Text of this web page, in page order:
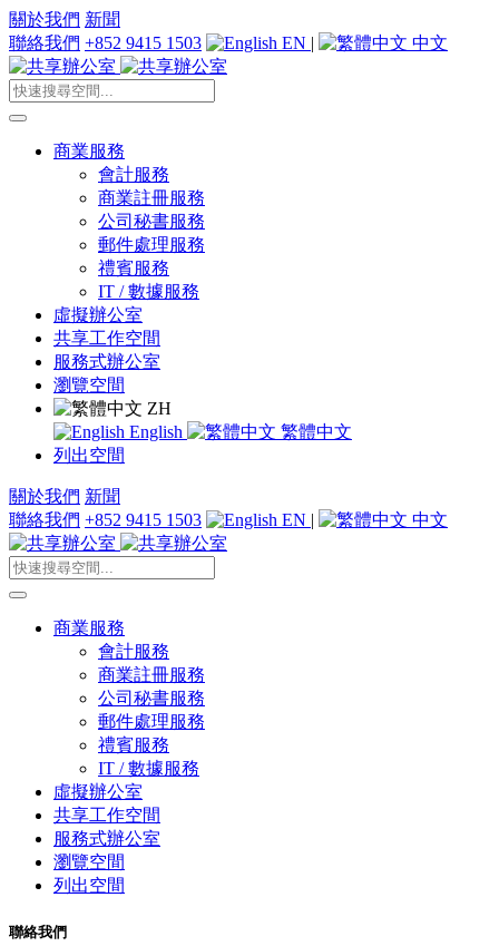
關於我們 新聞
聯絡我們 +852 9415 1503 EN | 中文
商業服務
會計服務
商業註冊服務
公司秘書服務
郵件處理服務
禮賓服務
IT / 數據服務
虛擬辦公室
共享工作空間
服務式辦公室
瀏覽空間
ZH
English
繁體中文
列出空間
關於我們 新聞
聯絡我們 +852 9415 1503 EN | 中文
商業服務
會計服務
商業註冊服務
公司秘書服務
郵件處理服務
禮賓服務
IT / 數據服務
虛擬辦公室
共享工作空間
服務式辦公室
瀏覽空間
列出空間
聯絡我們